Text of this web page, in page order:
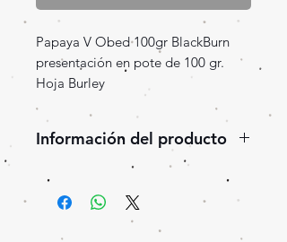
Papaya V Obed 100gr BlackBurn
presentación en pote de 100 gr.
Hoja Burley
Información del producto
Papaya jugosa con matices
herbales, un toque cremoso y
ligera acidez. Equilibrado y
exótico, ideal para quienes